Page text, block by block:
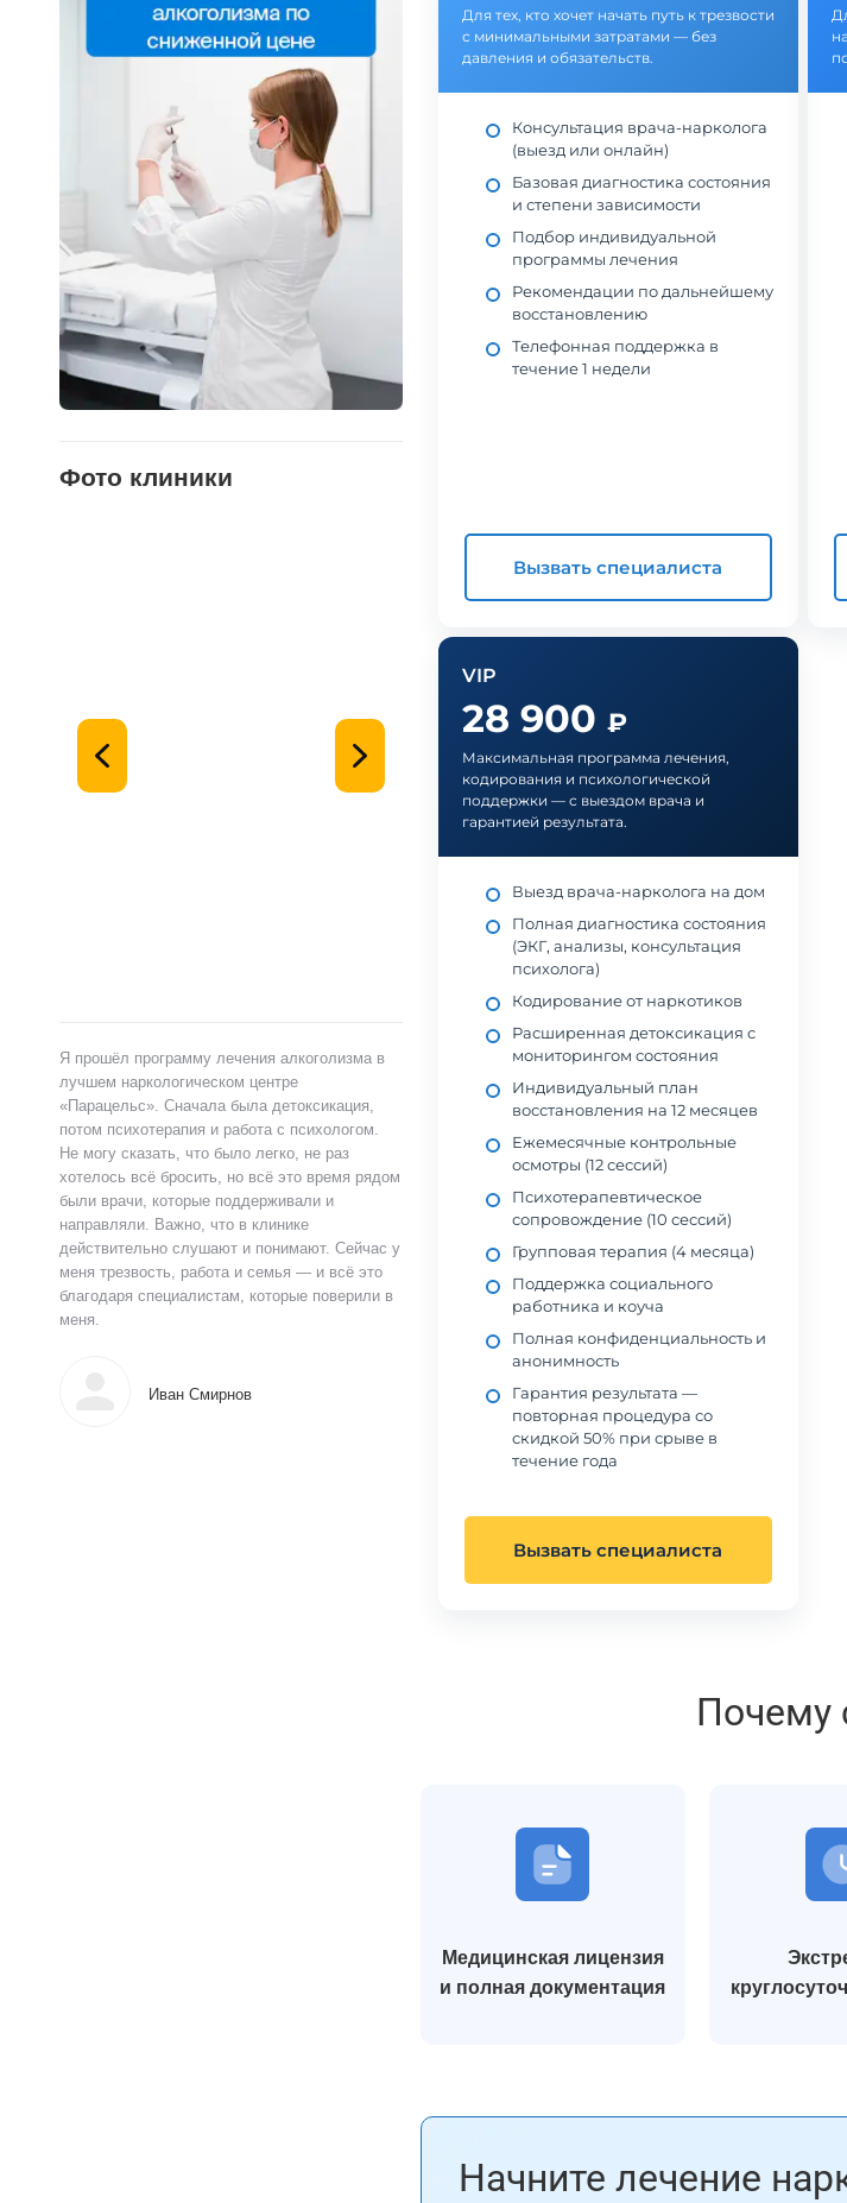
Фото клиники
Я прошёл программу лечения алкоголизма в
лучшем наркологическом центре
«Парацельс». Сначала была детоксикация,
потом психотерапия и работа с психологом.
Не могу сказать, что было легко, не раз
хотелось всё бросить, но всё это время рядом
были врачи, которые поддерживали и
направляли. Важно, что в клинике
действительно слушают и понимают. Сейчас у
меня трезвость, работа и семья — и всё это
благодаря специалистам, которые поверили в
меня.
Иван Смирнов
Для тех, кто хочет начать путь к трезвости
с минимальными затратами — без
давления и обязательств.
Консультация врача-нарколога
(выезд или онлайн)
Базовая диагностика состояния
и степени зависимости
Подбор индивидуальной
программы лечения
Рекомендации по дальнейшему
восстановлению
Телефонная поддержка в
течение 1 недели
Вызвать специалиста
VIP
28 900 ₽
Максимальная программа лечения,
кодирования и психологической
поддержки — с выездом врача и
гарантией результата.
Выезд врача-нарколога на дом
Полная диагностика состояния
(ЭКГ, анализы, консультация
психолога)
Кодирование от наркотиков
Расширенная детоксикация с
мониторингом состояния
Индивидуальный план
восстановления на 12 месяцев
Ежемесячные контрольные
осмотры (12 сессий)
Психотерапевтическое
сопровождение (10 сессий)
Групповая терапия (4 месяца)
Поддержка социального
работника и коуча
Полная конфиденциальность и
анонимность
Гарантия результата —
повторная процедура со
скидкой 50% при срыве в
течение года
Вызвать специалиста
Почему
Медицинская лицензия
и полная документация
Начните лечение